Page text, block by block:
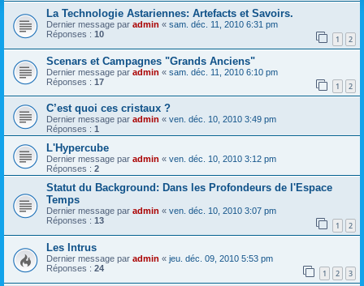
La Technologie Astariennes: Artefacts et Savoirs.
Dernier message par admin « sam. déc. 11, 2010 6:31 pm
Réponses : 10 1 2
Scenars et Campagnes "Grands Anciens"
Dernier message par admin « sam. déc. 11, 2010 6:10 pm
Réponses : 17 1 2
C’est quoi ces cristaux ?
Dernier message par admin « ven. déc. 10, 2010 3:49 pm
Réponses : 1
L'Hypercube
Dernier message par admin « ven. déc. 10, 2010 3:12 pm
Réponses : 2
Statut du Background: Dans les Profondeurs de l'Espace
Temps
Dernier message par admin « ven. déc. 10, 2010 3:07 pm
Réponses : 13 1 2
Les Intrus
Dernier message par admin « jeu. déc. 09, 2010 5:53 pm
Réponses : 24 1 2 3